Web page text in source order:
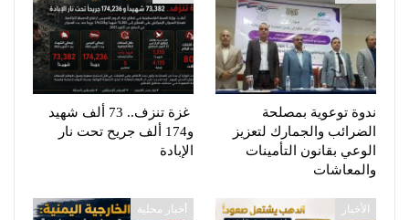
ندوة توعوية بمصلحة
الضرائب والجمارك لتعزيز
الوعي بقانون التأمينات
والمعاشات
غزة تنزف.. 73 ألف شهيد
و174 ألف جريح تحت نار
الإبادة
الأخبار أخبار محلية